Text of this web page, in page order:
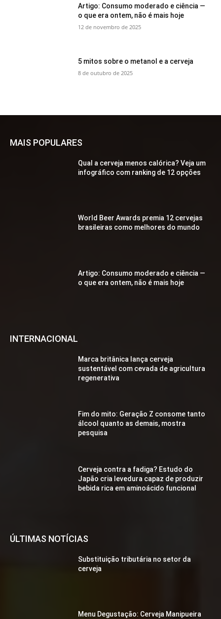
Artigo: Consumo moderado e ciência —
o que era ontem, não é mais hoje
12 de novembro de 2025
5 mitos sobre o metanol e a cerveja
8 de outubro de 2025
MAIS POPULARES
Qual a cerveja menos calórica? Veja um
infográfico com ranking de 12 opções
World Beer Awards premia 12 cervejas
brasileiras como melhores do mundo
Artigo: Consumo moderado e ciência —
o que era ontem, não é mais hoje
INTERNACIONAL
Marca britânica lança cerveja
sustentável com cevada de agricultura
regenerativa
Fim do mito: Geração Z consome tanto
álcool quanto as demais, mostra
pesquisa
Cerveja contra a fadiga? Estudo do
Japão cria levedura capaz de produzir
bebida rica em aminoácido funcional
ÚLTIMAS NOTÍCIAS
Substituição tributária no setor da
cerveja
Menu Degustação: Cerveja Manipueira